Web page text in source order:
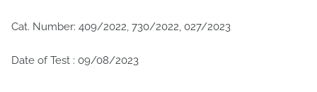
Cat. Number: 409/2022, 730/2022, 027/2023
Date of Test : 09/08/2023